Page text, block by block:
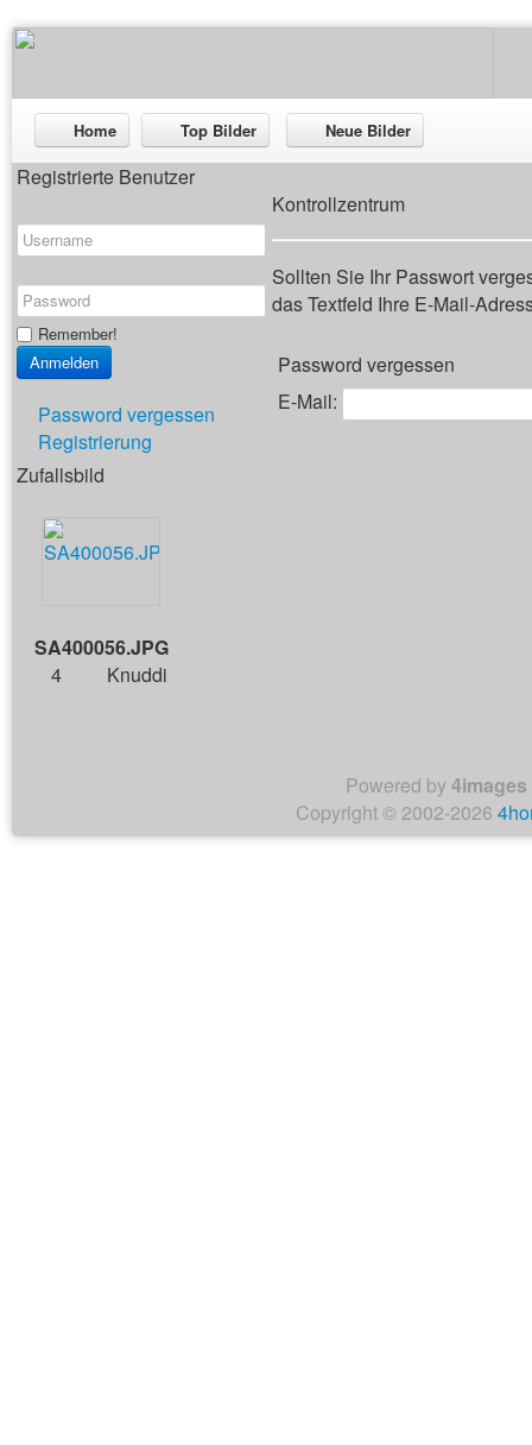
Home Top Bilder Neue Bilder
Registrierte Benutzer
Remember!
Password vergessen
Registrierung
Zufallsbild
SA400056.JPG
4
Knuddi
Kontrollzentrum
Sollten Sie Ihr Passwort
das Textfeld Ihre E-Mail-
Password vergessen
E-Mail:
Powered by4images
Copyright © 2002-2026